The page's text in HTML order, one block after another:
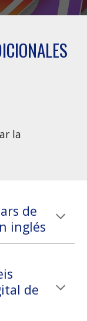
la
de
inglés
de